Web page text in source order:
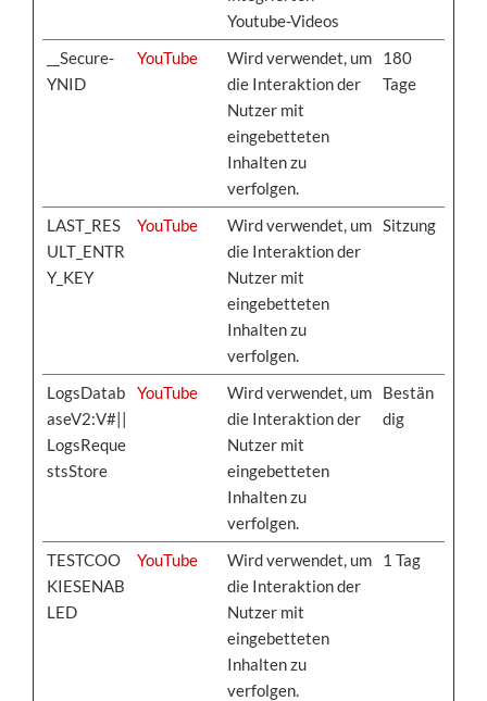
Youtube-Videos
__Secure-
YNID
YouTube
Wird verwendet, um
die Interaktion der
Nutzer mit
eingebetteten
Inhalten zu
verfolgen.
180
Tage
LAST_RES
ULT_ENTR
Y_KEY
YouTube
Wird verwendet, um
die Interaktion der
Nutzer mit
eingebetteten
Inhalten zu
verfolgen.
Sitzung
LogsDatab
aseV2:V#||
LogsReque
stsStore
YouTube
Wird verwendet, um
die Interaktion der
Nutzer mit
eingebetteten
Inhalten zu
verfolgen.
Bestän
dig
TESTCOO
KIESENAB
LED
YouTube
Wird verwendet, um
die Interaktion der
Nutzer mit
eingebetteten
Inhalten zu
verfolgen.
1 Tag